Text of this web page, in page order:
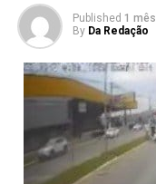
Published 1
By Da Redação